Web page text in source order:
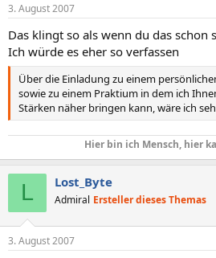
3. August 2007
Das klingt so als wenn du das schon
Ich würde es eher so verfassen
Über die Einladung zu einem
sowie zu einem Praktium in dem ich
Stärken näher bringen kann, wäre ich
Hier bin ich Mensch, hier
L Lost_Byte
Admiral Ersteller dieses Themas
3. August 2007